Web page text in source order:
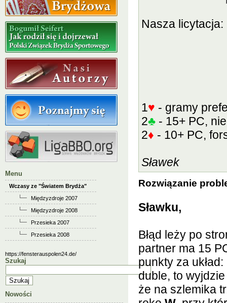
Menu
Wczasy ze "Światem Brydża"
Międzyzdroje 2007
Międzyzdroje 2008
Przesieka 2007
Przesieka 2008
https://fensterauspolen24.de/
Szukaj
Nowości
Nasza licytacja:
1♥ - gramy
2♣ - 15+ PC,
2♦ - 10+ PC,
Sławek
Rozwiązanie
Sławku,
Błąd leży po
partner ma 15
punkty za
duble, to
że na szlemika